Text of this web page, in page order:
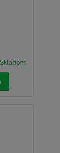
Skladom